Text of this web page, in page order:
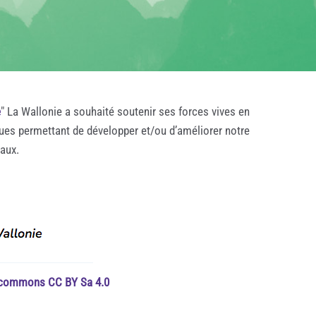
" La Wallonie a souhaité soutenir ses forces vives en
permettant de développer et/ou d’améliorer notre
CC BY Sa 4.0